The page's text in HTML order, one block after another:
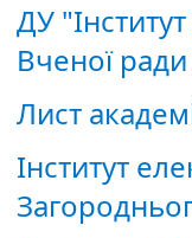
ДУ
Вченої
Лист
Інститут